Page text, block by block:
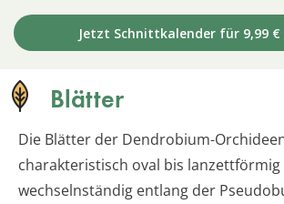
Jetzt Schnittkalender für 9,99 €
Blätter
Die Blätter der Dendrobium-
charakteristisch oval bis lanzettförmig
wechselnständig entlang der